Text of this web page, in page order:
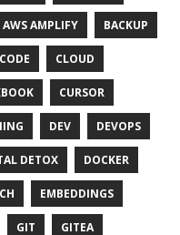
AWS AMPLIFY BACKUP
CLOUD
CURSOR
DEV DEVOPS
DETOX DOCKER
EMBEDDINGS
GIT GITEA